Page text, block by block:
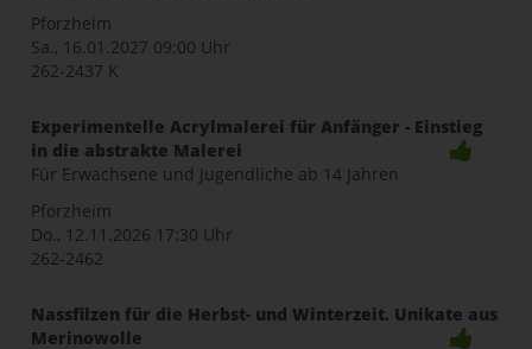
Pforzheim
Sa., 16.01.2027 09:00 Uhr
262-2437 K
Experimentelle Acrylmalerei für Anfänger - Einstieg
in die abstrakte Malerei
Für Erwachsene und Jugendliche ab 14 Jahren
Pforzheim
Do., 12.11.2026 17:30 Uhr
262-2462
Nassfilzen für die Herbst- und Winterzeit. Unikate aus
Merinowolle